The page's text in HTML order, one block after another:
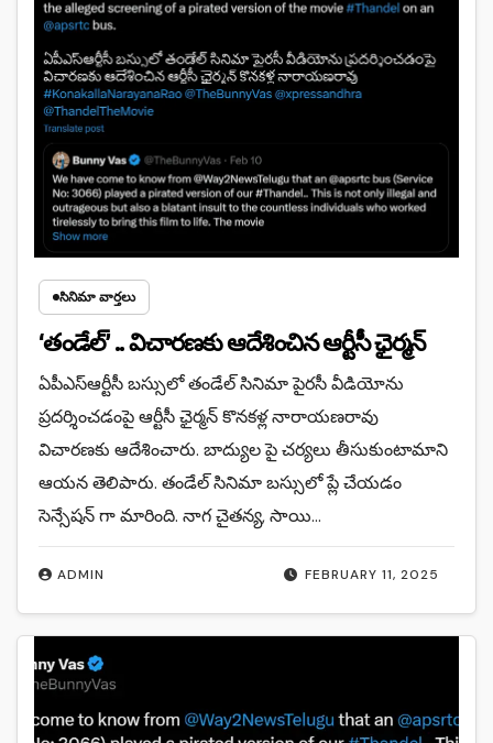
సినిమా వార్తలు
‘తండేల్’ .. విచారణకు ఆదేశించిన ఆర్టీసీ ఛైర్మన్
FEBRUARY 11, 2025
ADMIN
ఏపీఎస్ఆర్టీసీ బస్సులో తండేల్ సినిమా పైరసీ వీడియోను
ప్రదర్శించడంపై ఆర్టీసీ ఛైర్మన్ కొనకళ్ల నారాయణరావు
విచారణకు ఆదేశించారు. బాద్యుల పై చర్యలు తీసుకుంటామాని
ఆయన తెలిపారు. తండేల్ సినిమా బస్సులో ప్లే చేయడం
సెన్సేషన్ గా మారింది. నాగ చైతన్య, సాయి…